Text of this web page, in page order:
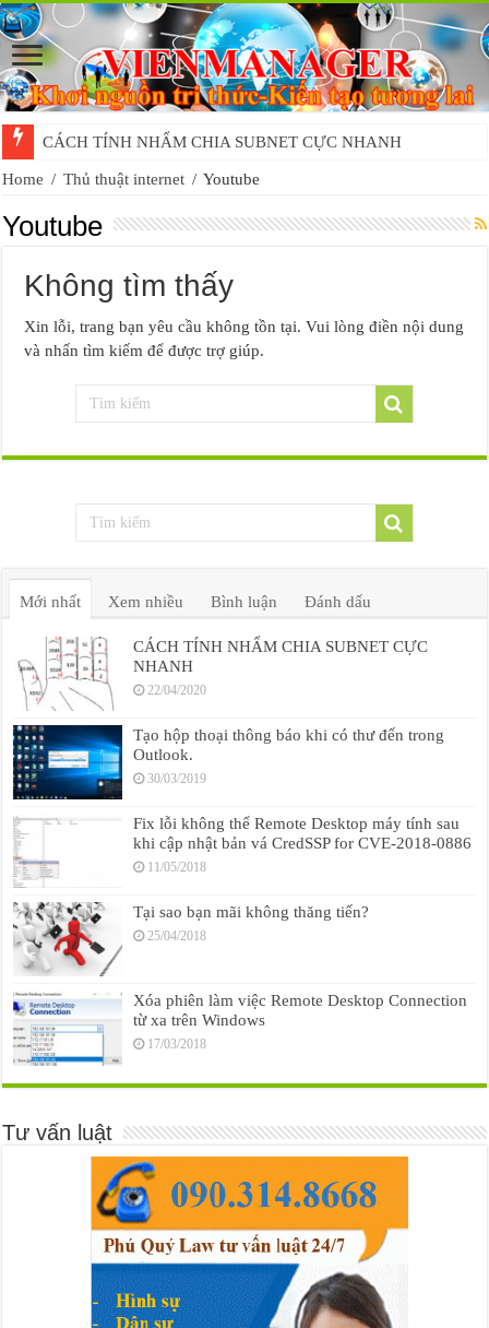
CÁCH TÍNH NHẨM CHIA SUBNET CỰC NHANH
Home / Thủ thuật internet / Youtube
Youtube
Không tìm thấy
Xin lỗi, trang bạn yêu cầu không tồn tại. Vui lòng điền nội dung
và nhấn tìm kiếm để được trợ giúp.
Mới nhất Xem nhiều Bình luận Đánh dấu
CÁCH TÍNH NHẨM CHIA SUBNET CỰC
NHANH
22/04/2020
Tạo hộp thoại thông báo khi có thư đến trong
Outlook.
30/03/2019
Fix lỗi không thể Remote Desktop máy tính sau
khi cập nhật bản vá CredSSP for CVE-2018-0886
11/05/2018
Tại sao bạn mãi không thăng tiến?
25/04/2018
Xóa phiên làm việc Remote Desktop Connection
từ xa trên Windows
17/03/2018
Tư vấn luật